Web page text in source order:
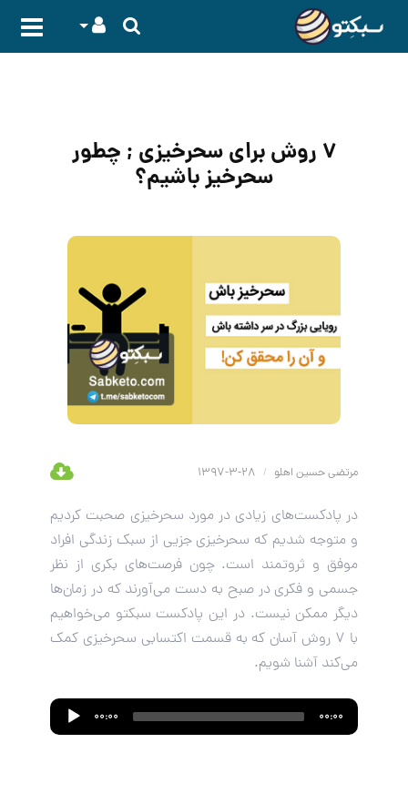
۷ روش برای سحرخیزی ; چطور
سحرخیز باشیم؟
مرتضی حسین اهلو /
در پادکست‌های زیادی در مورد سحرخیزی صحبت کردیم
و متوجه شدیم که سحرخیزی جزیی از سبک زندگی افراد
موفق و ثروتمند است. چون فرصت‌های بکری از نظر
جسمی و فکری در صبح‌ به دست می‌آورند که در زمان‌ها
دیگر ممکن نیست. در این پادکست سبکتو می‌خواهیم
با 7 روش آسان که به قسمت اکتسابی سحرخیزی کمک
می‌کند آشنا شویم.
Audio
Player
00:00 00:00